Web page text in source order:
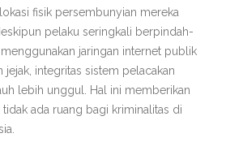
fisik persembunyian mereka
pelaku seringkali berpindah-
jaringan internet publik
jejak, integritas sistem pelacakan
lebih unggul. Hal ini memberikan
ada ruang bagi kriminalitas di